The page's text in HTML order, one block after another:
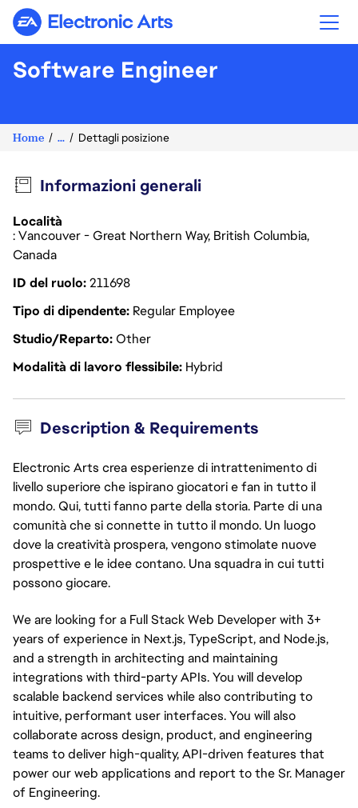
Electronic Arts
Software Engineer
Home ... Dettagli posizione
Informazioni generali
Località
: Vancouver - Great Northern Way, British Columbia,
Canada
ID del ruolo211698
Tipo di dipendente Regular Employee
Studio/RepartoOther
Modalità di lavoro flessibile Hybrid
Description & Requirements
Electronic Arts crea esperienze di intrattenimento di
livello superiore che ispirano giocatori e fan in tutto il
mondo. Qui, tutti fanno parte della storia. Parte di una
comunità che si connette in tutto il mondo. Un luogo
dove la creatività prospera, vengono stimolate nuove
prospettive e le idee contano. Una squadra in cui tutti
possono giocare.
We are looking for a Full Stack Web Developer with 3+
years of experience in Next.js, TypeScript, and Node.js,
and a strength in architecting and maintaining
integrations with third-party APIs. You will develop
scalable backend services while also contributing to
intuitive, performant user interfaces. You will also
collaborate across design, product, and engineering
teams to deliver high-quality, API-driven features that
power our web applications and report to the Sr. Manager
of Engineering.